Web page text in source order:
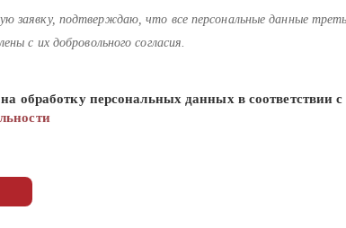
заявку, подтверждаю, что все персональные данные
с их добровольного согласия.
обработку персональных данных в соответствии